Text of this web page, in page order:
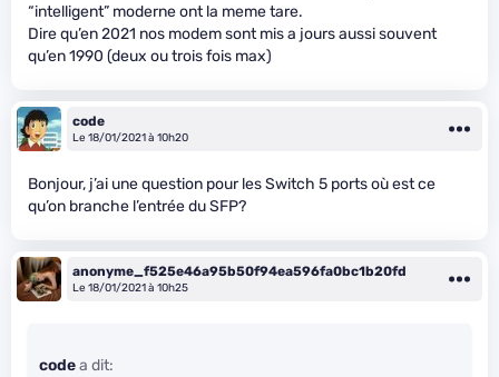
“intelligent” moderne ont la meme tare.
Dire qu’en 2021 nos modem sont mis a jours aussi souvent
qu’en 1990 (deux ou trois fois max)
code
Le 18/01/2021 à 10h20
Bonjour, j’ai une question pour les Switch 5 ports où est ce
qu’on branche l’entrée du SFP?
anonyme_f525e46a95b50f94ea596fa0bc1b20fd
Le 18/01/2021 à 10h25
codea dit: